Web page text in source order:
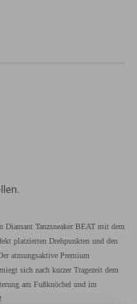
Tanzsneaker BEAT mit dem
platzierten Drehpunkten und den
atmungsaktive Premium
sich nach kurzer Tragezeit dem
am Fußknöchel und im